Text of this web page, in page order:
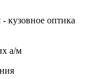
кузовное оптика
а/м